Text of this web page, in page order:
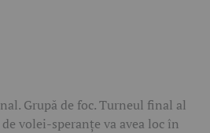
Grupă de foc. Turneul final al
volei-speranțe va avea loc în